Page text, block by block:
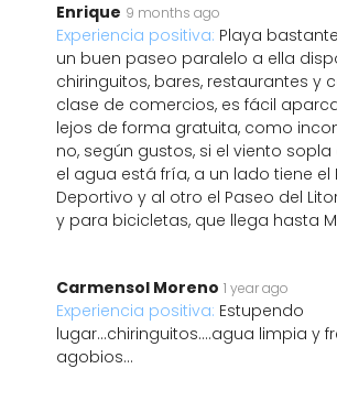
Enrique 9 months ago
Experiencia positiva: Playa
un buen paseo paralelo a ella
chiringuitos, bares, restaurantes y
clase de comercios, es fácil
lejos de forma gratuita, como
no, según gustos, si el viento
el agua está fría, a un lado tiene el
Deportivo y al otro el Paseo del
y para bicicletas, que llega hasta
Carmensol Moreno 1 year ago
Experiencia positiva: Estupendo
lugar...chiringuitos....agua limpia y
agobios...